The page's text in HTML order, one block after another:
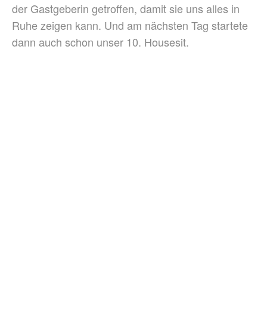
der Gastgeberin getroffen, damit sie uns alles in
Ruhe zeigen kann. Und am nächsten Tag startete
dann auch schon unser 10. Housesit.